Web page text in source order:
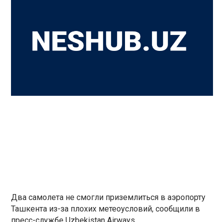
Два самолета не смогли приземлиться в аэропорту
Ташкента из-за плохих метеоусловий, сообщили в